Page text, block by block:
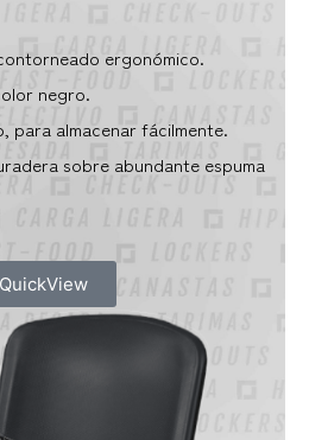
ergonómico.
negro.
para almacenar fácilmente.
sobre abundante espuma
QuickView